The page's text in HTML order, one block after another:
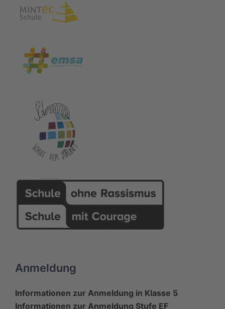
Schule:
Lycée Rocroy
St. Vincent de
Stufe EF
Transfer:DB, Thalys (Köln –
Anmeldung
Informationen zur Anmeldung in Klasse 5
Informationen zur Anmeldung Stufe EF